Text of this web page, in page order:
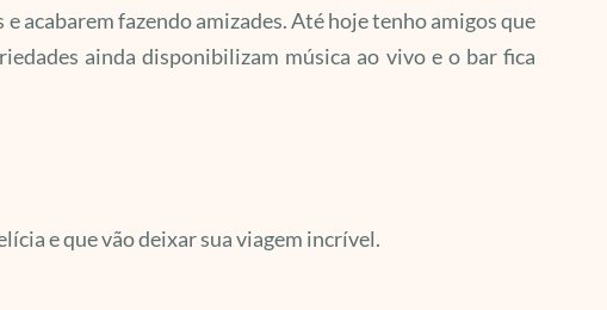
acabarem fazendo amizades. Até hoje tenho amigos que
ainda disponibilizam música ao vivo e o bar fica
e que vão deixar sua viagem incrível.